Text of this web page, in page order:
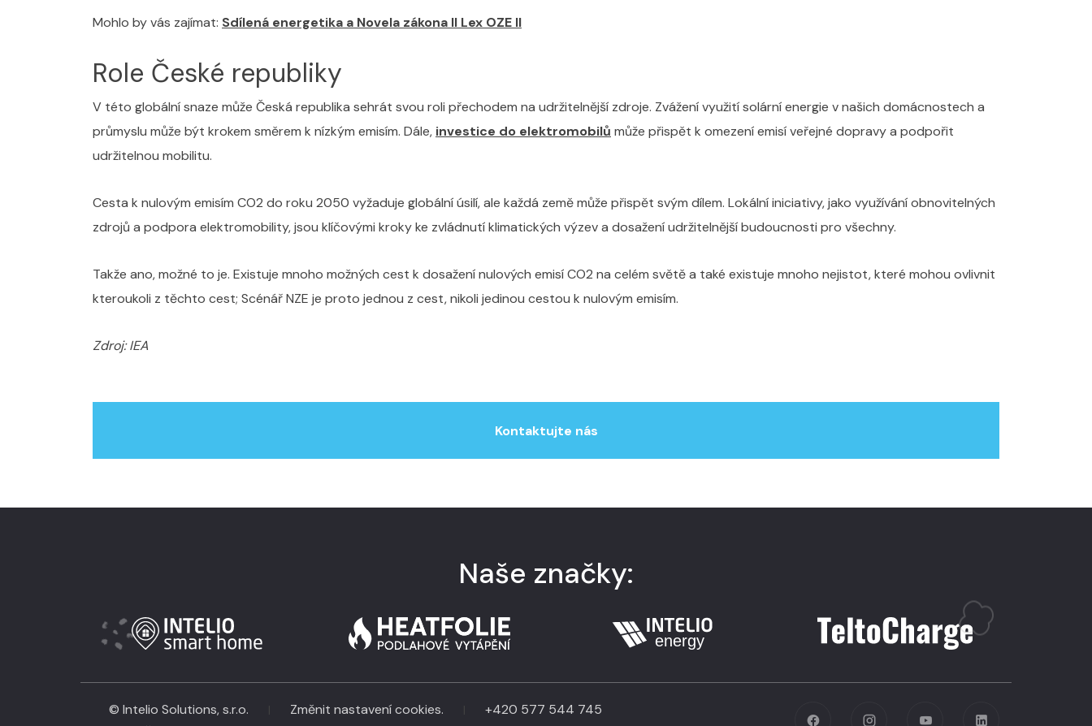
Mohlo by vás zajímat: Sdílená energetika a Novela zákona II Lex OZE II
Role České republiky
V této globální snaze může Česká republika sehrát svou roli přechodem na udržitelnější zdroje. Zvážení využití solární energie v našich domácnostech a
průmyslu může být krokem směrem k nízkým emisím. Dále, investice do elektromobilů může přispět k omezení emisí veřejné dopravy a podpořit
udržitelnou mobilitu.
Cesta k nulovým emisím CO2 do roku 2050 vyžaduje globální úsilí, ale každá země může přispět svým dílem. Lokální iniciativy, jako využívání obnovitelných
zdrojů a podpora elektromobility, jsou klíčovými kroky ke zvládnutí klimatických výzev a dosažení udržitelnější budoucnosti pro všechny.
Takže ano, možné to je. Existuje mnoho možných cest k dosažení nulových emisí CO2 na celém světě a také existuje mnoho nejistot, které mohou ovlivnit
kteroukoli z těchto cest; Scénář NZE je proto jednou z cest, nikoli jedinou cestou k nulovým emisím.
Zdroj: IEA
Kontaktujte nás
Naše značky:
© Intelio Solutions, s.r.o. | Změnit nastavení cookies. |
+420 577 544 745